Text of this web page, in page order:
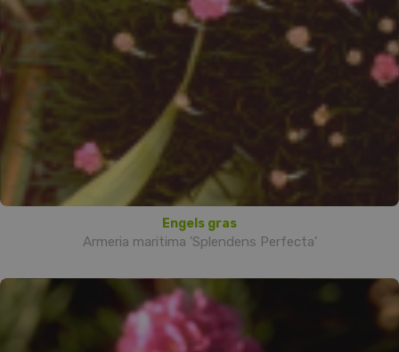
Engels gras
Armeria maritima 'Splendens Perfecta'